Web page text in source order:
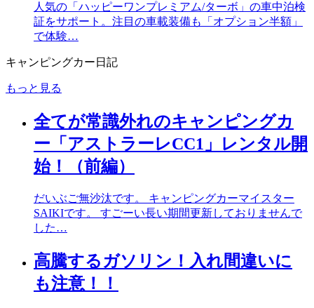
人気の「ハッピーワンプレミアム/ターボ」の車中泊検
証をサポート。注目の車載装備も「オプション半額」
で体験…
キャンピングカー日記
もっと見る
全てが常識外れのキャンピングカ
ー「アストラーレCC1」レンタル開
始！（前編）
だいぶご無沙汰です。 キャンピングカーマイスター
SAIKIです。 すごーい長い期間更新しておりませんで
した…
高騰するガソリン！入れ間違いに
も注意！！